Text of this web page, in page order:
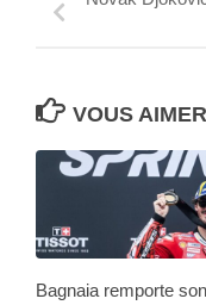
VOUS
Bagnaia remporte son